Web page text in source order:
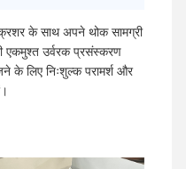
क्रशर के साथ अपने थोक सामग्री
एकमुश्त उर्वरक प्रसंस्करण
के लिए निःशुल्क परामर्श और